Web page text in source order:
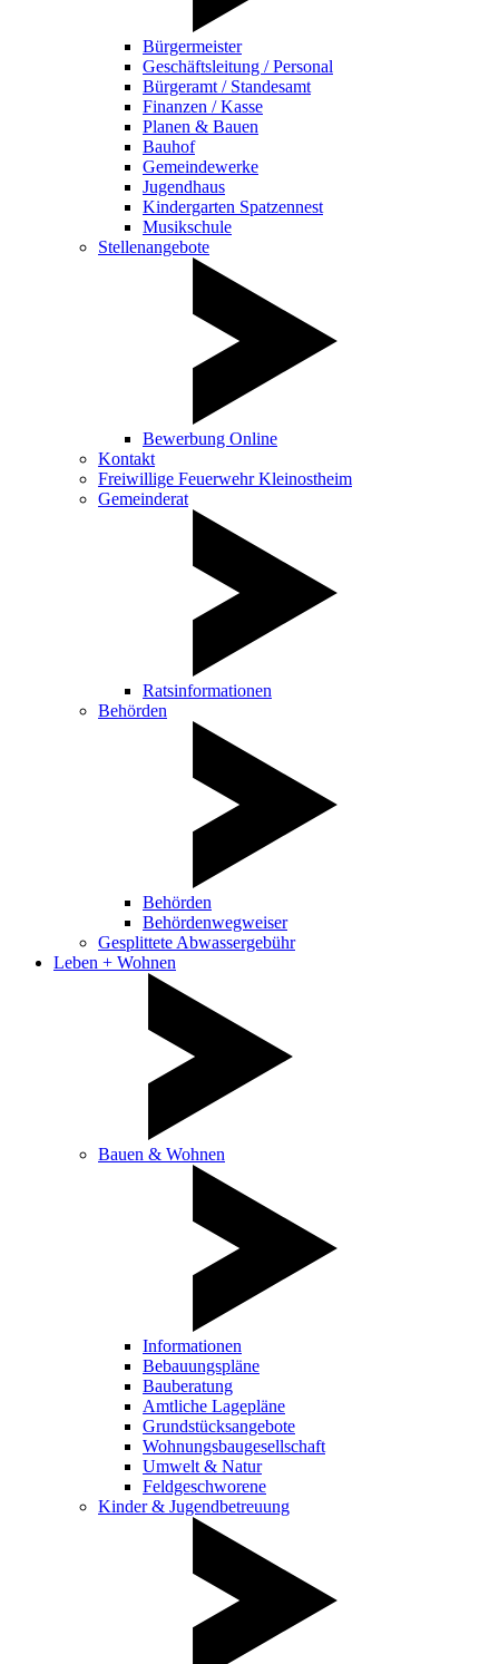
Bürgermeister
Geschäftsleitung / Personal
Bürgeramt / Standesamt
Finanzen / Kasse
Planen & Bauen
Bauhof
Gemeindewerke
Jugendhaus
Kindergarten Spatzennest
Musikschule
Stellenangebote
Bewerbung Online
Kontakt
Freiwillige Feuerwehr Kleinostheim
Gemeinderat
Ratsinformationen
Behörden
Behörden
Behördenwegweiser
Gesplittete Abwassergebühr
Leben + Wohnen
Bauen & Wohnen
Informationen
Bebauungspläne
Bauberatung
Amtliche Lagepläne
Grundstücksangebote
Wohnungsbaugesellschaft
Umwelt & Natur
Feldgeschworene
Kinder & Jugendbetreuung